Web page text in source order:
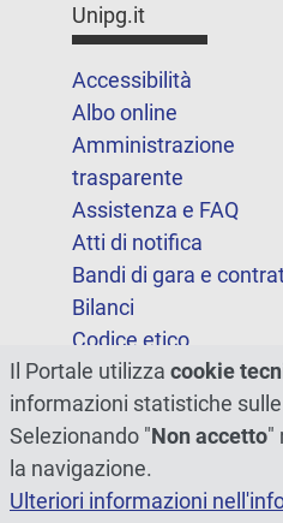
Unipg.it
Accessibilità
Albo online
Amministrazione
trasparente
Assistenza e FAQ
Atti di notifica
Bandi di gara e
Bilanci
Codice etico
FOIA
Note legali
Il Portale utilizza cookie
informazioni statistiche
Selezionando "Non accetto"
la navigazione.
Ulteriori informazioni